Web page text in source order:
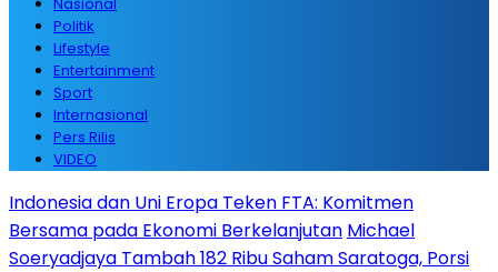
Politik
Lifestyle
Entertainment
Sport
Internasional
Pers Rilis
VIDEO
Indonesia dan Uni Eropa Teken FTA: Komitmen
Bersama pada Ekonomi Berkelanjutan Michael
Soeryadjaya Tambah 182 Ribu Saham Saratoga, Porsi